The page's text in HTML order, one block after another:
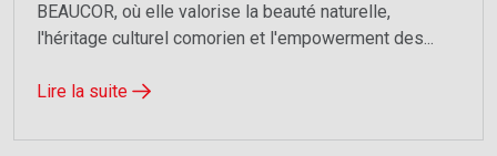
BEAUCOR, où elle valorise la beauté naturelle,
l'héritage culturel comorien et l'empowerment des...
Lire la suite